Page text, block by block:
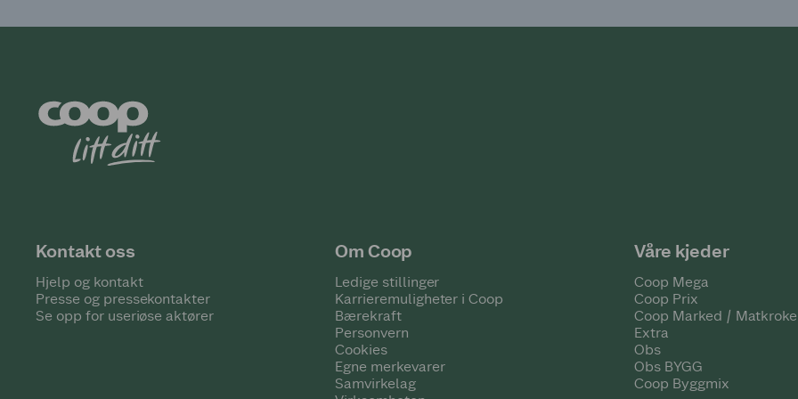
Kontakt oss
Hjelp og kontakt
Presse og pressekontakter
Se opp for useriøse aktører
Om Coop
Ledige stillinger
Karrieremuligheter i Coop
Bærekraft
Personvern
Cookies
Egne merkevarer
Samvirkelag
Våre kjeder
Coop Mega
Coop Prix
Coop Marked /
Extra
Obs
Obs BYGG
Coop Byggmix